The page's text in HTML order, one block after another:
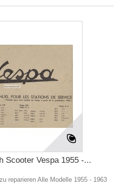
Scooter Vespa 1955 -...
reparieren Alle Modelle 1955 - 1963